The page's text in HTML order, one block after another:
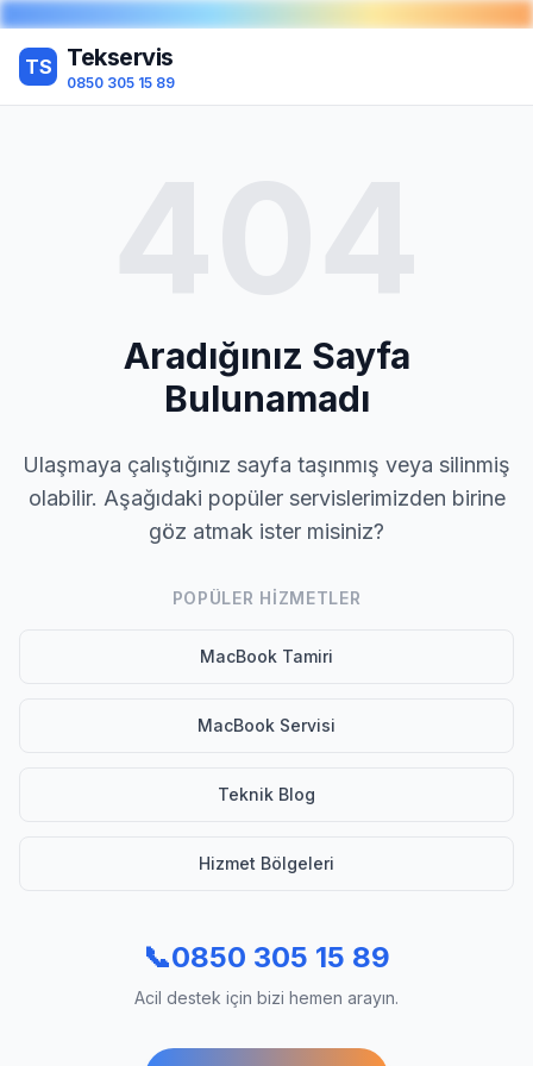
TS Tekservis
0850 305 15 89
Aradığınız Sayfa
Bulunamadı
Ulaşmaya çalıştığınız sayfa taşınmış veya silinmiş
olabilir. Aşağıdaki popüler servislerimizden birine
göz atmak ister misiniz?
POPÜLER HIZMETLER
MacBook Tamiri
MacBook Servisi
Teknik Blog
Hizmet Bölgeleri
📞0850 305 15 89
Acil destek için bizi hemen arayın.